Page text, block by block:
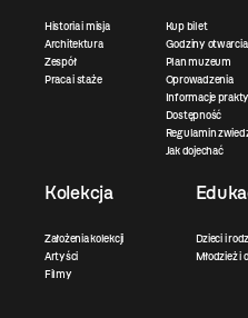
Historia i misja
Architektura
Zespół
Praca i staże
Kup bilet
Godziny otwarcia
Plan muzeum
Oprowadzenia
Informacje
Dostępność
Regulamin
Jak dojechać
Kolekcja
Założenia kolekcji
Artyści
Filmy
Dzieci i
Młodzież i